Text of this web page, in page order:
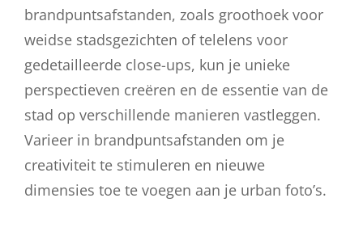
brandpuntsafstanden, zoals groothoek voor
weidse stadsgezichten of telelens voor
gedetailleerde close-ups, kun je unieke
perspectieven creëren en de essentie van de
stad op verschillende manieren vastleggen.
Varieer in brandpuntsafstanden om je
creativiteit te stimuleren en nieuwe
dimensies toe te voegen aan je urban foto’s.